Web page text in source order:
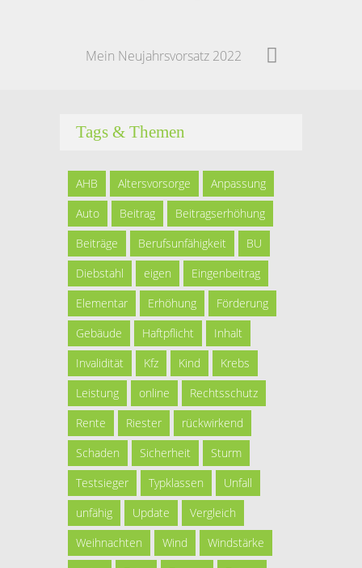
Mein Neujahrsvorsatz 2022
Tags & Themen
AHB Altersvorsorge
Anpassung
Auto
Beitrag
Beitragserhöhung
Beiträge
Berufsunfähigkeit
BU
Diebstahl
eigen
Eingenbeitrag
Elementar
Erhöhung
Förderung
Gebäude
Haftpflicht
Inhalt
Invalidität
Kfz Kind
Krebs
Leistung
online
Rechtsschutz
Rente
Riester
rückwirkend
Schaden
Sicherheit
Sturm
Testsieger
Typklassen
Unfall
unfähig
Update
Vergleich
Weihnachten
Wind
Windstärke